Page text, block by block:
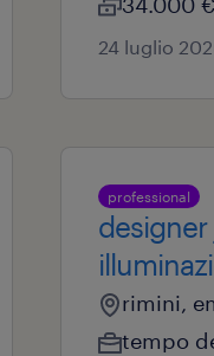
24 luglio
professional
rimini,
tempo